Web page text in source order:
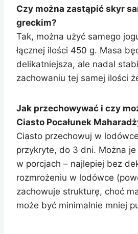
Czy można zastąpić skyr
greckim?
Tak, można użyć samego
łącznej ilości 450 g. Masa
delikatniejsza, ale nadal
zachowaniu tej samej ilości
Jak przechowywać i czy
Ciasto Pocałunek
Ciasto przechowuj w
przykryte, do 3 dni. Można
w porcjach – najlepiej bez
rozmrożeniu w lodówce
zachowuje strukturę, choć
może być minimalnie mniej